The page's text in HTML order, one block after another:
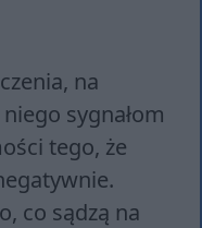
na
sygnałom
tego, że
co sądzą na